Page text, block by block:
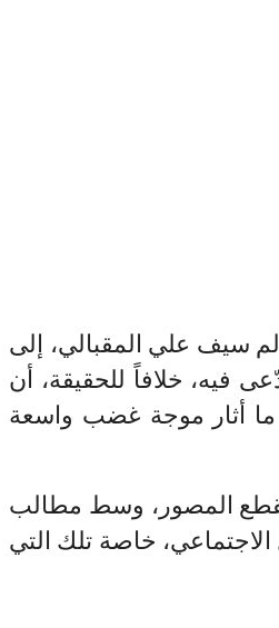
سيف علي المقبالي، إلى
فيه، خلافاً للحقيقة، أن
ما أثار موجة غضب واسعة
المصور، وسط مطالب
خاصة تلك التي